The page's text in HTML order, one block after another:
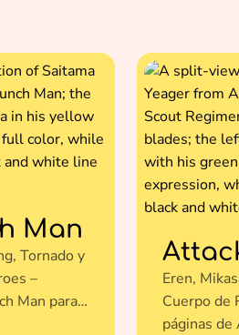
Man
Tornado y
–
Man para
Eren,
Cuerpo de
páginas